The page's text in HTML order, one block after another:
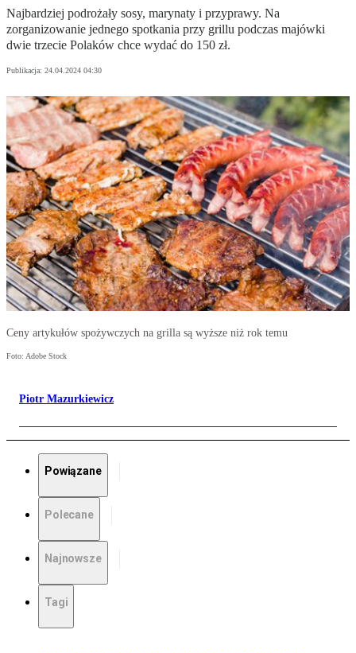
Najbardziej podrożały sosy, marynaty i przyprawy. Na
zorganizowanie jednego spotkania przy grillu podczas majówki
dwie trzecie Polaków chce wydać do 150 zł.
Publikacja: 24.04.2024 04:30
Ceny artykułów spożywczych na grilla są wyższe niż rok temu
Foto: Adobe Stock
Piotr Mazurkiewicz
Powiązane
Polecane
Najnowsze
Tagi